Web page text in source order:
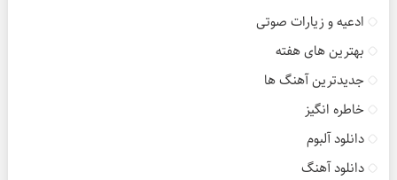
ادعیه و زیارات صوتی
بهترین های هفته
جدیدترین آهنگ ها
خاطره انگیز
دانلود آلبوم
دانلود آهنگ